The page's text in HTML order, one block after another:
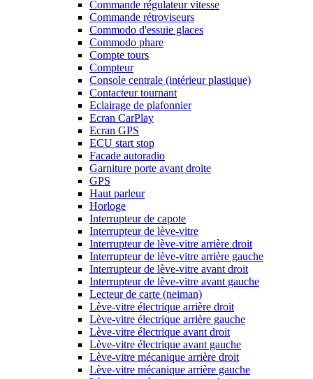
Commande régulateur vitesse
Commande rétroviseurs
Commodo d'essuie glaces
Commodo phare
Compte tours
Compteur
Console centrale (intérieur plastique)
Contacteur tournant
Eclairage de plafonnier
Ecran CarPlay
Ecran GPS
ECU start stop
Facade autoradio
Garniture porte avant droite
GPS
Haut parleur
Horloge
Interrupteur de capote
Interrupteur de lève-vitre
Interrupteur de lève-vitre arrière droit
Interrupteur de lève-vitre arrière gauche
Interrupteur de lève-vitre avant droit
Interrupteur de lève-vitre avant gauche
Lecteur de carte (neiman)
Lève-vitre électrique arrière droit
Lève-vitre électrique arrière gauche
Lève-vitre électrique avant droit
Lève-vitre électrique avant gauche
Lève-vitre mécanique arrière droit
Lève-vitre mécanique arrière gauche